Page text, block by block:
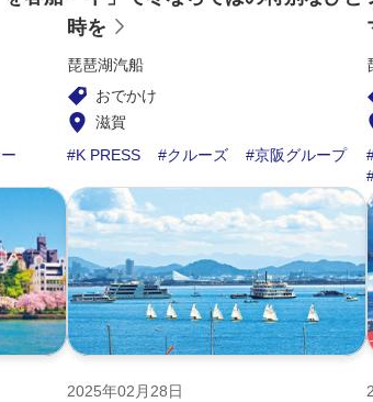
時を
琵琶湖汽船
おでかけ
滋賀
K PRESS
クルーズ 京阪グループ
2025年02月28日